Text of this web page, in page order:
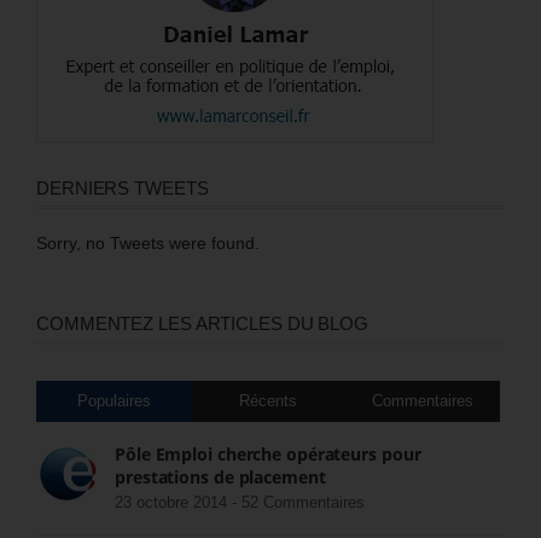
DERNIERS TWEETS
Sorry, no Tweets were found.
COMMENTEZ LES ARTICLES DU BLOG
Populaires Récents Commentaires
Pôle Emploi cherche opérateurs pour
prestations de placement
23 octobre 2014 - 52 Commentaires